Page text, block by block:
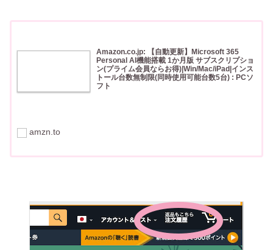
Amazon.co.jp: 【自動更新】Microsoft 365
Personal AI機能搭載 1か月版 サブスクリプショ
ン(プライム会員ならお得)|Win/Mac/iPad|インス
トール台数無制限(同時使用可能台数5台) : PCソ
フト
amzn.to